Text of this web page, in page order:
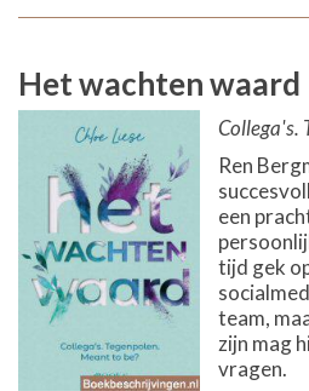
Het wachten waard
Collega's.
Ren
een
tijd gek
team,
zijn mag
vragen.